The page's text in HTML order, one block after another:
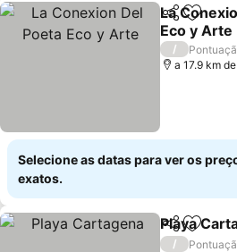
Partilhar
La
Eco y Arte
Ver preços
/
a 17.9 km
Selecione as datas para ver os
exatos.
Partilhar
Playa
/